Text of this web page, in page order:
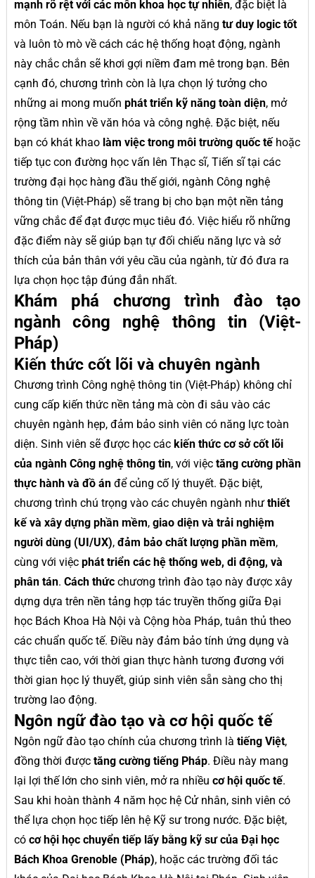
mạnh rõ rệt với các môn khoa học tự nhiên, đặc biệt là
môn Toán. Nếu bạn là người có khả năng tư duy logic tốt
và luôn tò mò về cách các hệ thống hoạt động, ngành
này chắc chắn sẽ khơi gợi niềm đam mê trong bạn. Bên
cạnh đó, chương trình còn là lựa chọn lý tưởng cho
những ai mong muốn phát triển kỹ năng toàn diện, mở
rộng tầm nhìn về văn hóa và công nghệ. Đặc biệt, nếu
bạn có khát khao làm việc trong môi trường quốc tế hoặc
tiếp tục con đường học vấn lên Thạc sĩ, Tiến sĩ tại các
trường đại học hàng đầu thế giới, ngành Công nghệ
thông tin (Việt-Pháp) sẽ trang bị cho bạn một nền tảng
vững chắc để đạt được mục tiêu đó. Việc hiểu rõ những
đặc điểm này sẽ giúp bạn tự đối chiếu năng lực và sở
thích của bản thân với yêu cầu của ngành, từ đó đưa ra
lựa chọn học tập đúng đắn nhất.
Khám phá chương trình đào tạo
ngành công nghệ thông tin (Việt-
Pháp)
Kiến thức cốt lõi và chuyên ngành
Chương trình Công nghệ thông tin (Việt-Pháp) không chỉ
cung cấp kiến thức nền tảng mà còn đi sâu vào các
chuyên ngành hẹp, đảm bảo sinh viên có năng lực toàn
diện. Sinh viên sẽ được học các kiến thức cơ sở cốt lõi
của ngành Công nghệ thông tin, với việc tăng cường phần
thực hành và đồ án để củng cố lý thuyết. Đặc biệt,
chương trình chú trọng vào các chuyên ngành như thiết
kế và xây dựng phần mềm, giao diện và trải nghiệm
người dùng (UI/UX), đảm bảo chất lượng phần mềm,
cùng với việc phát triển các hệ thống web, di động, và
phân tán. Cách thức chương trình đào tạo này được xây
dựng dựa trên nền tảng hợp tác truyền thống giữa Đại
học Bách Khoa Hà Nội và Cộng hòa Pháp, tuân thủ theo
các chuẩn quốc tế. Điều này đảm bảo tính ứng dụng và
thực tiễn cao, với thời gian thực hành tương đương với
thời gian học lý thuyết, giúp sinh viên sẵn sàng cho thị
trường lao động.
Ngôn ngữ đào tạo và cơ hội quốc tế
Ngôn ngữ đào tạo chính của chương trình là tiếng Việt,
đồng thời được tăng cường tiếng Pháp. Điều này mang
lại lợi thế lớn cho sinh viên, mở ra nhiều cơ hội quốc tế.
Sau khi hoàn thành 4 năm học hệ Cử nhân, sinh viên có
thể lựa chọn học tiếp lên hệ Kỹ sư trong nước. Đặc biệt,
có cơ hội học chuyển tiếp lấy bằng kỹ sư của Đại học
Bách Khoa Grenoble (Pháp), hoặc các trường đối tác